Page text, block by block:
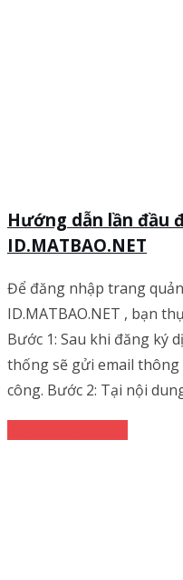
Hướng dẫn lần đầu
ID.MATBAO.NET
Để đăng nhập trang
ID.MATBAO.NET , bạn
Bước 1: Sau khi đăng ký
thống sẽ gửi email
công. Bước 2: Tại nội